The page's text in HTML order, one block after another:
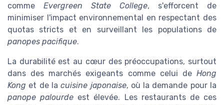
comme Evergreen State College, s'efforcent de
minimiser l'impact environnemental en respectant des
quotas stricts et en surveillant les populations de
panopes pacifique.
La durabilité est au cœur des préoccupations, surtout
dans des marchés exigeants comme celui de Hong
Kong et de lacuisine japonaise, où la demande pour la
panope palourde est élevée. Les restaurants de ces